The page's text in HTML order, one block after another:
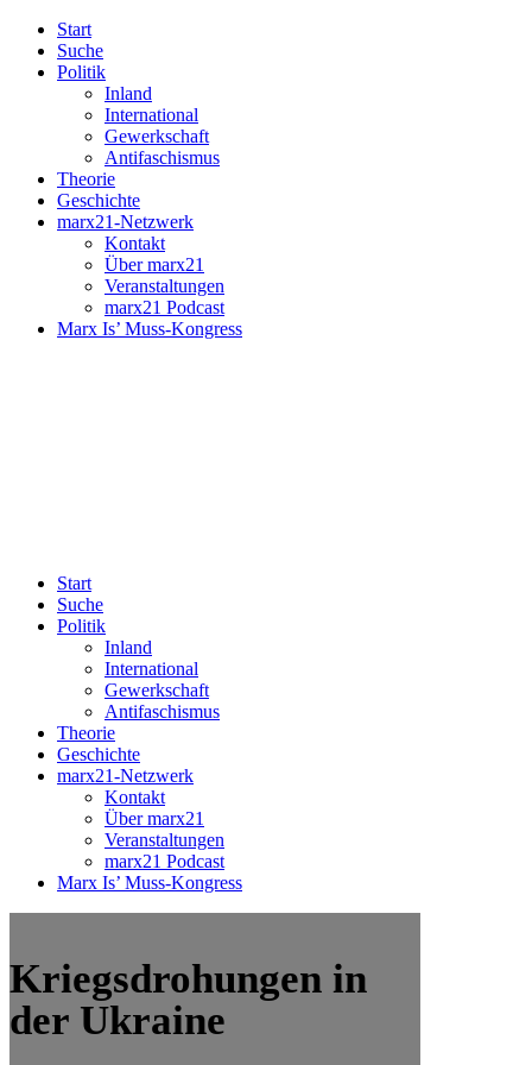
Start
Suche
Politik
Inland
International
Gewerkschaft
Antifaschismus
Theorie
Geschichte
marx21-Netzwerk
Kontakt
Über marx21
Veranstaltungen
marx21 Podcast
Marx Is’ Muss-Kongress
Start
Suche
Politik
Inland
International
Gewerkschaft
Antifaschismus
Theorie
Geschichte
marx21-Netzwerk
Kontakt
Über marx21
Veranstaltungen
marx21 Podcast
Marx Is’ Muss-Kongress
Kriegsdrohungen in
der Ukraine